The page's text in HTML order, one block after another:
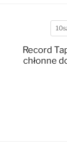
ulubionych
Record
chłonne